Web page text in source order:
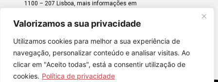
Valorizamos a sua privacidade
Utilizamos cookies para melhor a sua experiência de
navegação, personalizar conteúdo e analisar visitas. Ao
clicar em "Aceito todas", está a consentir utilização de
cookies. Política de privacidade
1100 – 207 Lisboa, mais informações em